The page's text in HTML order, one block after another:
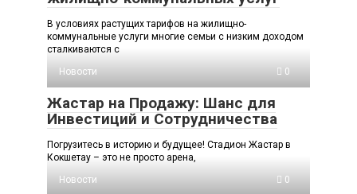
В условиях растущих тарифов на жилищно-
коммунальные услуги многие семьи с низким доходом
сталкиваются с
Новости
0
Жастар на Продажу: Шанс для
Инвестиций и Сотрудничества
Погрузитесь в историю и будущее! Стадион Жастар в
Кокшетау – это не просто арена,
Новости
0